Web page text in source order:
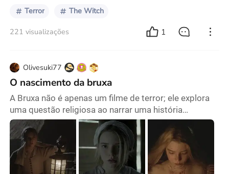
Terror The Witch
221 visualizações 1
Olivesuki77
O nascimento da bruxa
A Bruxa não é apenas um filme de terror; ele explora
uma questão religiosa ao narrar uma história
aterrorizante: até que ponto a fé pode proteger
aqueles que estão sobrecarregados com o pecado
original? A sequência de abertura dá o pano de fundo
para toda a história: por causa da fé inabalável do pai,
uma família é exilada da colônia. Durante a sentença, a